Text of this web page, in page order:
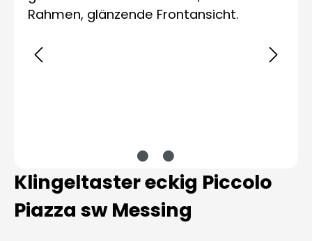
Klingeltaster eckig Piccolo
Piazza sw Messing